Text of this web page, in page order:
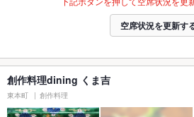
空席状況を更新す
創作料理dining くま吉
東本町 創作料理